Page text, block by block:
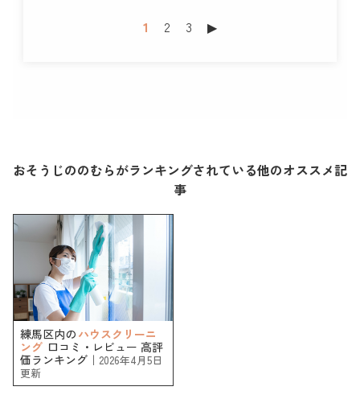
1 2 3 ▶︎
おそうじののむらがランキングされている他のオススメ記
事
練馬区内の ハウスクリーニ
ング 口コミ・レビュー 高評
価ランキング｜ 2026年4月5日
更新